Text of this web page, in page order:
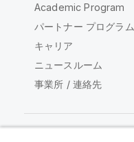
Academic Program
パートナー プログラム
キャリア
ニュースルーム
事業所 / 連絡先